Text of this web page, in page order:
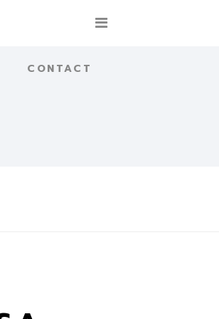
CONTACT